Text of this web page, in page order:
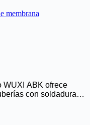
membrana
WUXI ABK ofrece
con soldadura
hilo caliente. Con
ASME/EN y